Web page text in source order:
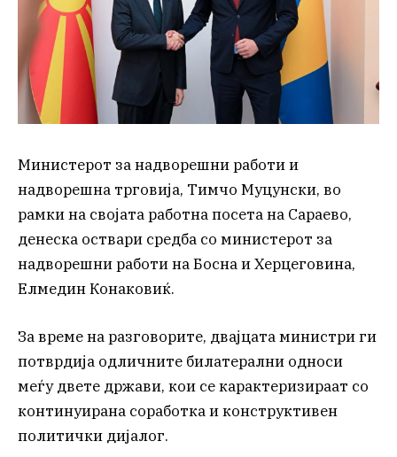
Министерот за надворешни работи и
надворешна трговија, Тимчо Муцунски, во
рамки на својата работна посета на Сараево,
денеска оствари средба со министерот за
надворешни работи на Босна и Херцеговина,
Елмедин Конаковиќ.
За време на разговорите, двајцата министри ги
потврдија одличните билатерални односи
меѓу двете држави, кои се карактеризираат со
континуирана соработка и конструктивен
политички дијалог.